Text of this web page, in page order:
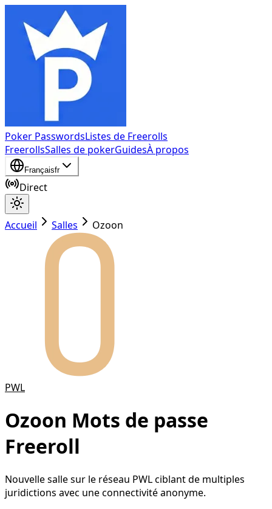
Poker PasswordsListes de Freerolls
FreerollsSalles de pokerGuidesÀ propos
Françaisfr
Direct
Accueil Salles Ozoon
PWL
Ozoon Mots de passe
Freeroll
Nouvelle salle sur le réseau PWL ciblant de multiples
juridictions avec une connectivité anonyme.